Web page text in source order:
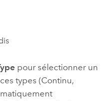
pour sélectionner un
types (Continu,